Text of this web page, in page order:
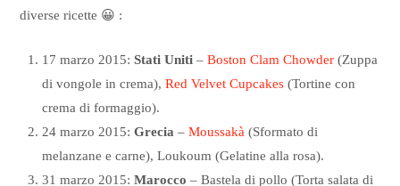
diverse ricette 😀 :
17 marzo 2015:Stati Uniti –Boston Clam Chowder (Zuppa
di vongole in crema),Red Velvet Cupcakes (Tortine con
crema di formaggio).
24 marzo 2015:Grecia –Moussakà (Sformato di
melanzane e carne), Loukoum (Gelatine alla rosa).
31 marzo 2015:Marocco – Bastela di pollo (Torta salata di